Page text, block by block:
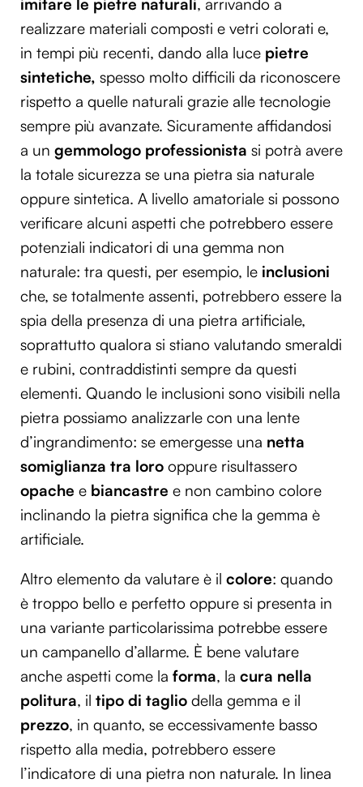
imitare le pietre naturali, arrivando a
realizzare materiali composti e vetri colorati e,
in tempi più recenti, dando alla luce pietre
sintetiche, spesso molto difficili da riconoscere
rispetto a quelle naturali grazie alle tecnologie
sempre più avanzate. Sicuramente affidandosi
a un gemmologo professionista si potrà avere
la totale sicurezza se una pietra sia naturale
oppure sintetica. A livello amatoriale si possono
verificare alcuni aspetti che potrebbero essere
potenziali indicatori di una gemma non
naturale: tra questi, per esempio, le inclusioni
che, se totalmente assenti, potrebbero essere la
spia della presenza di una pietra artificiale,
soprattutto qualora si stiano valutando smeraldi
e rubini, contraddistinti sempre da questi
elementi. Quando le inclusioni sono visibili nella
pietra possiamo analizzarle con una lente
d’ingrandimento: se emergesse una netta
somiglianza tra loro oppure risultassero
opache e biancastre e non cambino colore
inclinando la pietra significa che la gemma è
artificiale.
Altro elemento da valutare è il colore: quando
è troppo bello e perfetto oppure si presenta in
una variante particolarissima potrebbe essere
un campanello d’allarme. È bene valutare
anche aspetti come la forma, la cura nella
politura, il tipo di taglio della gemma e il
prezzo, in quanto, se eccessivamente basso
rispetto alla media, potrebbero essere
l’indicatore di una pietra non naturale. In linea